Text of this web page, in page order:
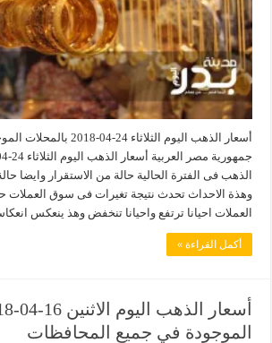
أسعار الذهب اليوم
الذهب فى الفترة الحالية حالة من الاستقرار وايضا
وهذة الاحداث تحدث نتيجة تغيرات فى سوق العملات
العملات احيانا ترتفع واحيانا تنخفض وهذ ينعكس
أكمل القراءة »
الموجودة في جميع المحافظات